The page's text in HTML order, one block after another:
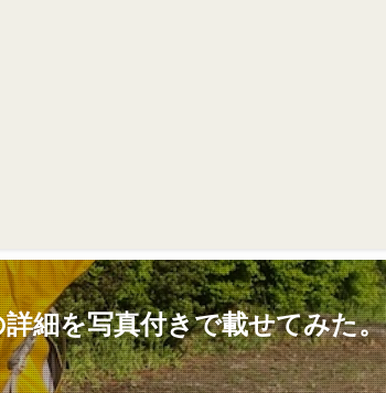
細を写真付きで載せてみた。